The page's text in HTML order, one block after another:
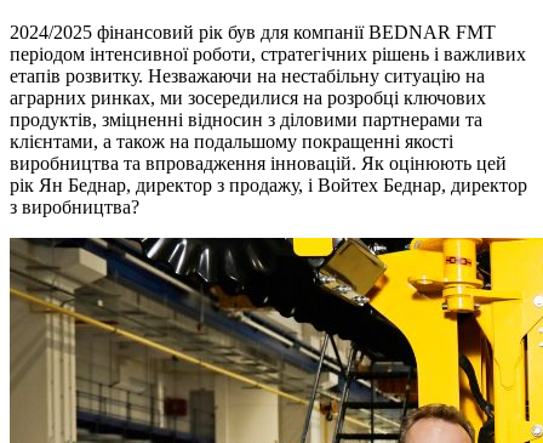
2024/2025 фінансовий рік був для компанії BEDNAR FMT
періодом інтенсивної роботи, стратегічних рішень і важливих
етапів розвитку. Незважаючи на нестабільну ситуацію на
аграрних ринках, ми зосередилися на розробці ключових
продуктів, зміцненні відносин з діловими партнерами та
клієнтами, а також на подальшому покращенні якості
виробництва та впровадження інновацій. Як оцінюють цей
рік Ян Беднар, директор з продажу, і Войтех Беднар, директор
з виробництва?